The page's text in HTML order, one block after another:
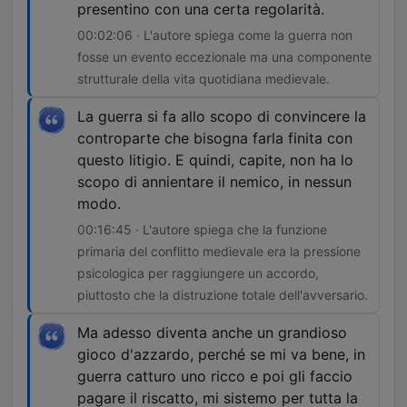
presentino con una certa regolarità.
00:02:06 · L'autore spiega come la guerra non
fosse un evento eccezionale ma una componente
strutturale della vita quotidiana medievale.
La guerra si fa allo scopo di convincere la
controparte che bisogna farla finita con
questo litigio. E quindi, capite, non ha lo
scopo di annientare il nemico, in nessun
modo.
00:16:45 · L'autore spiega che la funzione
primaria del conflitto medievale era la pressione
psicologica per raggiungere un accordo,
piuttosto che la distruzione totale dell'avversario.
Ma adesso diventa anche un grandioso
gioco d'azzardo, perché se mi va bene, in
guerra catturo uno ricco e poi gli faccio
pagare il riscatto, mi sistemo per tutta la